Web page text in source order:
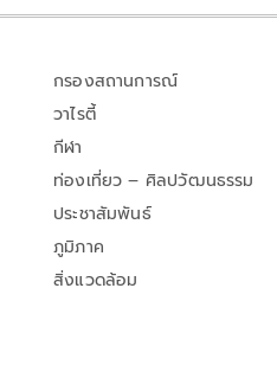
กรองสถานการณ์
วาไรตี้
กีฬา
ท่องเที่ยว – ศิลปวัฒนธรรม
ประชาสัมพันธ์
ภูมิภาค
สิ่งแวดล้อม